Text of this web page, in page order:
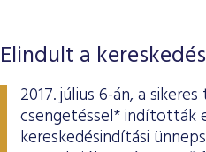
Elindult a
2017. július 6-án, a
csengetéssel* indították
kereskedésindítási